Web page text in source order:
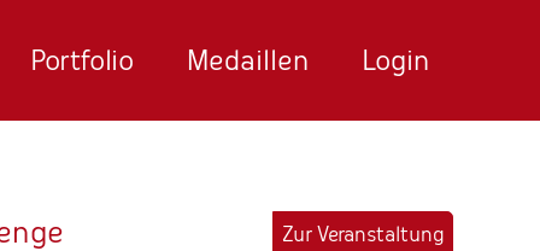
Portfolio Medaillen Login
Zur Veranstaltung